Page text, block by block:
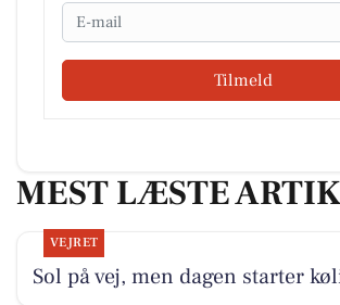
Email
Tilmeld
MEST LÆSTE
VEJRET
Sol på vej, men dagen starter